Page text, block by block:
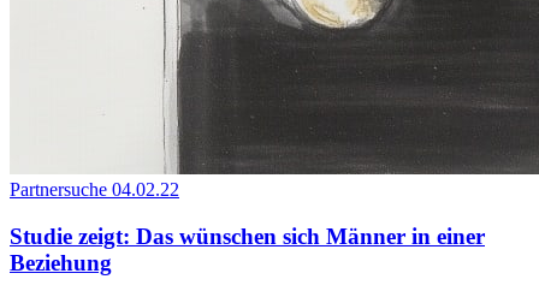
Partnersuche 04.02.22
Studie zeigt: Das wünschen sich Männer in einer
Beziehung